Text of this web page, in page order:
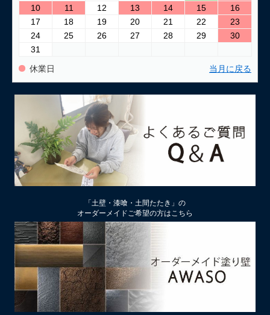
10
11 12 13 14 15
16
17
18 19 20 21 22
23
24
25 26 27 28 29
30
31
休業日 当月に戻る
「土壁・漆喰・土間たたき」の
オーダーメイドご希望の方はこちら